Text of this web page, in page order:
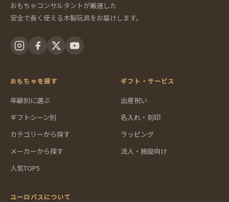
おもちゃコンサルタントが厳選した
安全で長く使える木製玩具をお届けします。
おもちゃを探す
年齢別に選ぶ
ギフトシーン別
カテゴリーから探す
メーカーから探す
人気TOP5
ギフト・サービス
出産祝い
名入れ・刻印
ラッピング
法人・施設向け
ユーロバスについて